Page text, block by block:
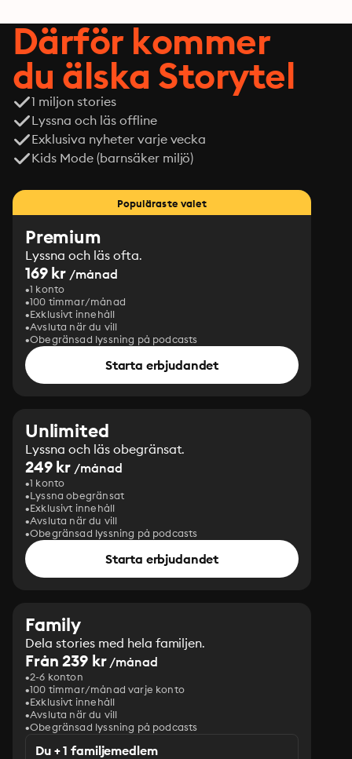
Därför kommer
du älska Storytel
1 miljon stories
Lyssna och läs offline
Exklusiva nyheter varje vecka
Kids Mode (barnsäker miljö)
Populäraste valet
Premium
Lyssna och läs ofta.
169 kr /månad
1 konto
100 timmar/månad
Exklusivt innehåll
Avsluta när du vill
Obegränsad lyssning på podcasts
Starta erbjudandet
Unlimited
Lyssna och läs obegränsat.
249 kr /månad
1 konto
Lyssna obegränsat
Exklusivt innehåll
Avsluta när du vill
Obegränsad lyssning på podcasts
Starta erbjudandet
Family
Dela stories med hela familjen.
Från 239 kr/månad
2-6 konton
100 timmar/månad varje konto
Exklusivt innehåll
Avsluta när du vill
Obegränsad lyssning på podcasts
Du + 1 familjemedlem